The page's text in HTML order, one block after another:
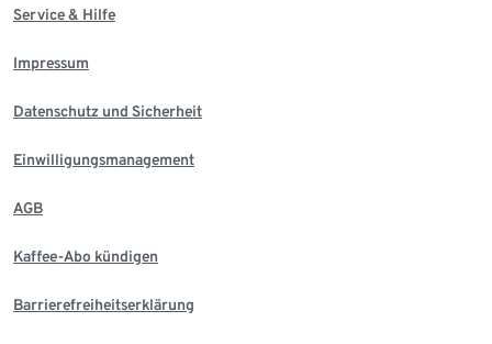
Service & Hilfe
Impressum
Datenschutz und Sicherheit
Einwilligungsmanagement
AGB
Kaffee-Abo kündigen
Barrierefreiheitserklärung